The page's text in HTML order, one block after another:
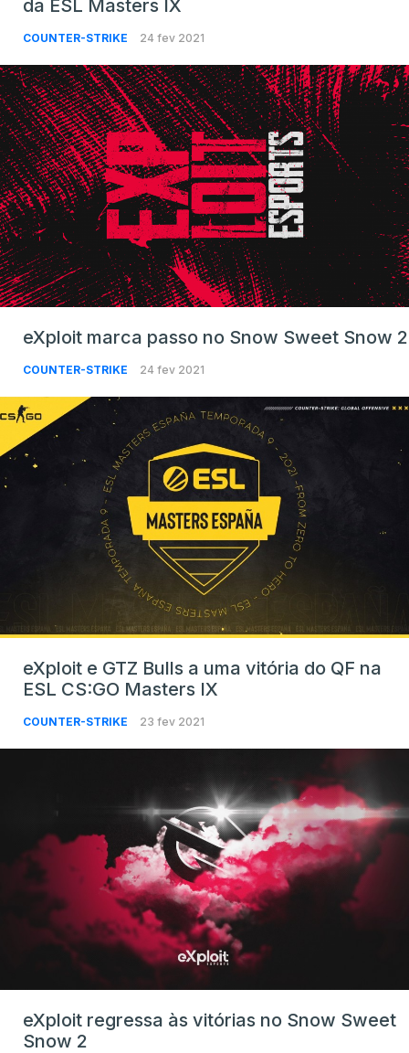
da ESL Masters IX
COUNTER-STRIKE 24 fev 2021
eXploit marca passo no Snow Sweet Snow 2
COUNTER-STRIKE 24 fev 2021
eXploit e GTZ Bulls a uma vitória do QF na
ESL CS:GO Masters IX
COUNTER-STRIKE 23 fev 2021
eXploit regressa às vitórias no Snow Sweet
Snow 2